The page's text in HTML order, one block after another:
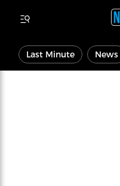
Last Minute News